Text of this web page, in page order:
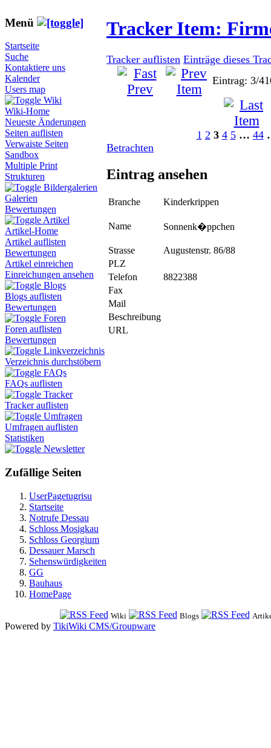
Menü
Startseite
Suche
Kontaktiere uns
Kalender
Users map
Wiki
Wiki-Home
Neueste Änderungen
Seiten auflisten
Verwaiste Seiten
Sandbox
Multiple Print
Strukturen
Bildergalerien
Galerien
Bewertungen
Artikel
Artikel-Home
Artikel auflisten
Bewertungen
Artikel einreichen
Einreichungen ansehen
Blogs
Blogs auflisten
Bewertungen
Foren
Foren auflisten
Bewertungen
Linkverzeichnis
Verzeichnis durchstöbern
FAQs
FAQs auflisten
Tracker
Tracker auflisten
Umfragen
Umfragen auflisten
Statistiken
Newsletter
Zufällige Seiten
UserPagetugrisu
Startseite
Notrufe Dessau
Schloss Mosigkau
Schloss Georgium
Dessauer Marsch
Sehenswürdigkeiten
GG
Bauhaus
HomePage
Tracker Item:
Tracker auflisten Einträge dieses
Eintrag: 3/
1 2 3 4 5 … 44
Betrachten
Eintrag ansehen
Branche Kinderkrippen
Name Sonnenk�ppchen
Strasse
Augustenstr. 86/88
PLZ
Telefon
8822388
Fax
Mail
Beschreibung
URL
Wiki Blogs
Powered by TikiWiki CMS/Groupware